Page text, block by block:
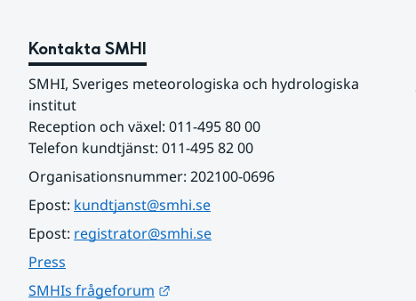
Kontakta SMHI
SMHI, Sveriges meteorologiska och hydrologiska
institut
Reception och växel: 011-495 80 00
Telefon kundtjänst: 011-495 82 00
Organisationsnummer: 202100-0696
Epost: kundtjanst@smhi.se
Epost: registrator@smhi.se
Press
SMHIs frågeforum